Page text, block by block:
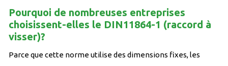
Pourquoi de nombreuses entreprises
choisissent-elles le DIN11864-1 (raccord à
visser)?
Parce que cette norme utilise des dimensions fixes, les